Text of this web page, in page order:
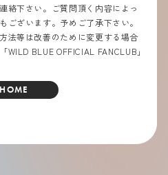
絡下さい。ご質問頂く内容によっ
ございます。予めご了承下さい。
法等は改善のために変更する場合
WILD BLUE OFFICIAL FANCLUB」
HOME